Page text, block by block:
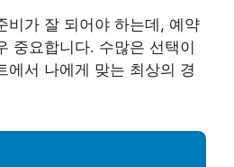
비가 잘 되어야 하는데, 예약
중요합니다. 수많은 선택이
에서 나에게 맞는 최상의 경